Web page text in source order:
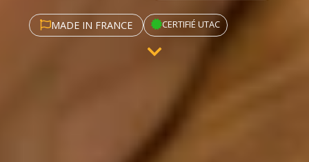
MADE IN FRANCE CERTIFIÉ UTAC